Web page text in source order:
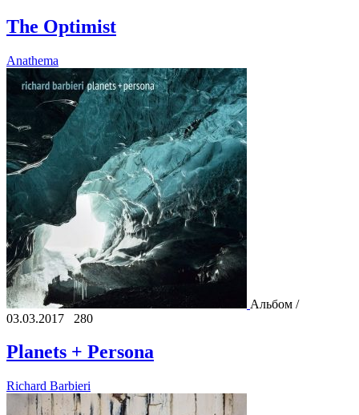
The Optimist
Anathema
Альбом /
03.03.2017
280
Planets + Persona
Richard Barbieri